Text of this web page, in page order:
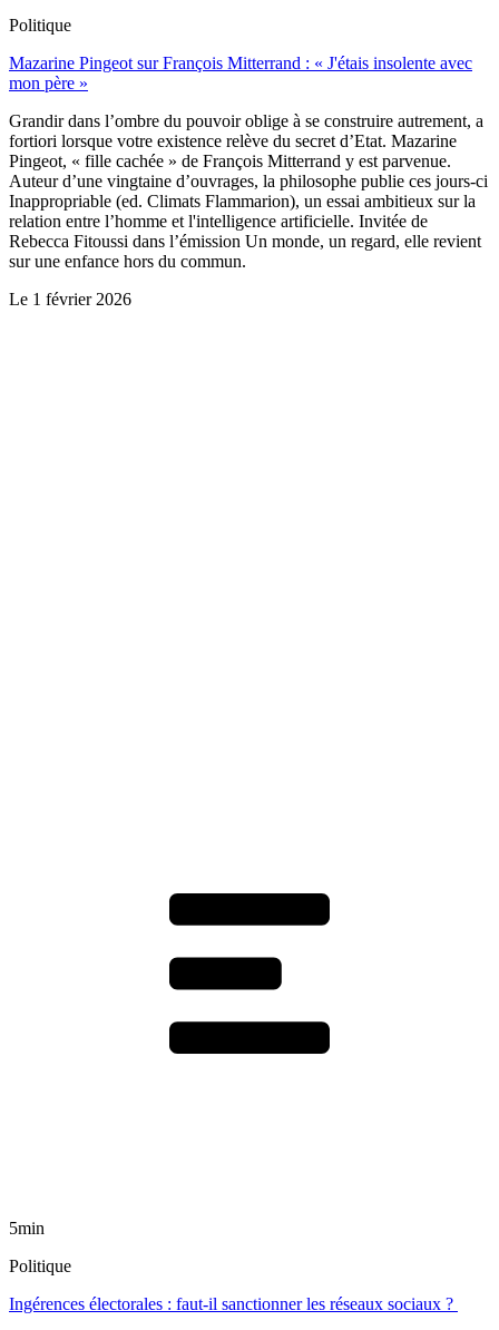
Politique
Mazarine Pingeot sur François Mitterrand : « J'étais insolente avec
mon père »
Grandir dans l’ombre du pouvoir oblige à se construire autrement, a
fortiori lorsque votre existence relève du secret d’Etat. Mazarine
Pingeot, « fille cachée » de François Mitterrand y est parvenue.
Auteur d’une vingtaine d’ouvrages, la philosophe publie ces jours-ci
Inappropriable (ed. Climats Flammarion), un essai ambitieux sur la
relation entre l’homme et l'intelligence artificielle. Invitée de
Rebecca Fitoussi dans l’émission Un monde, un regard, elle revient
sur une enfance hors du commun.
Le 1 février 2026
5min
Politique
Ingérences électorales : faut-il sanctionner les réseaux sociaux ?